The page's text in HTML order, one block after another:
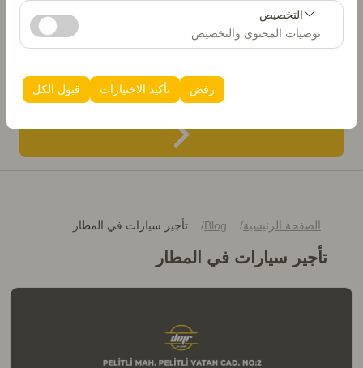
المستخدم بشكل مستمر.
تتيح لنا ملفات تعريف الارتباط هذه عرض إعلانات مخصصة
تتناسب مع اهتماماتك وقياس فعالية حملاتنا الإعلانية (عدد مرات
الظهور، معدل النقر).
التخصيص
توصيات المحتوى والتخصيص
تجربتك على المنصة من خلال حفظ إعدادات واجهة المستخدم،
وتفضيلات اللغة، والإعدادات الأخرى.
رفض تأكيد الاختيارات قبول الكل
تاريخ العودة والوقت
08:00
الصفحة الرئيسية Blog تأجير سيارات في المطار
تأجير سيارات في المطار